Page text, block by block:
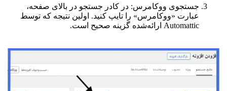
جستجوی ووکامرس: در کادر جستجو در بالای صفحه،
عبارت «ووکامرس» را تایپ کنید. اولین نتیجه که توسط
Automattic ارائه‌شده گزینه صحیح است.